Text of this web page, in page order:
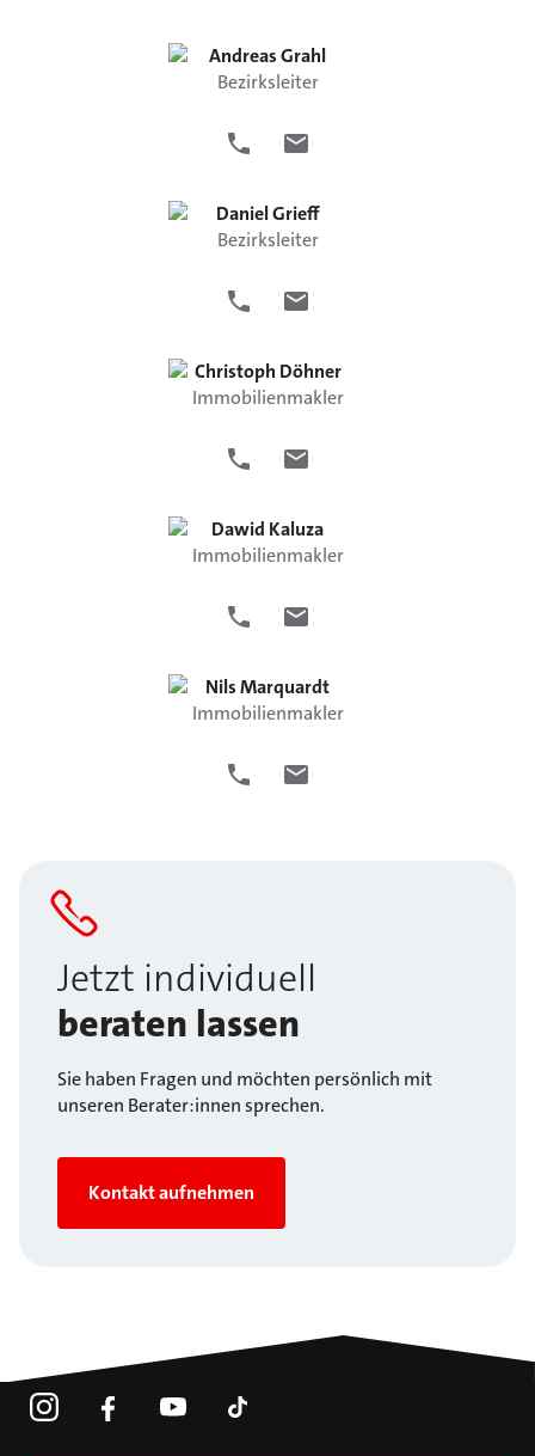
AndreasGrahl
Bezirksleiter
DanielGrieff
Bezirksleiter
Christoph Döhner
Immobilienmakler
Dawid Kaluza
Immobilienmakler
NilsMarquardt
Immobilienmakler
Jetzt individuell
beraten lassen
Sie haben Fragen und möchten persönlich mit
unseren Berater:innen sprechen.
Kontakt aufnehmen